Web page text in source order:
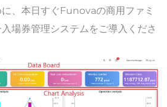
、本日すぐFunovaの商用ファミ
場券管理システムをご導入くださ